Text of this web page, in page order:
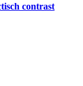
contrast